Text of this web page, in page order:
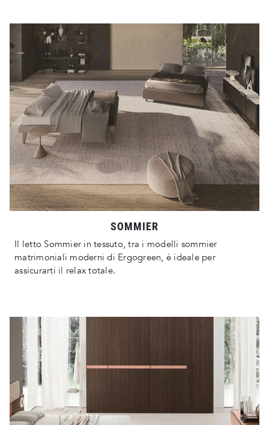
SOMMIER
Il letto Sommier in tessuto, tra i modelli sommier
matrimoniali moderni di Ergogreen, è ideale per
assicurarti il relax totale.